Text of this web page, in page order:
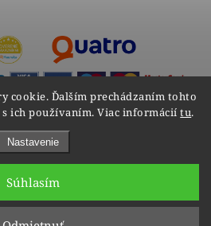
cookie. Ďalším prechádzaním tohto
ich používaním. Viac informáciítu.
Nastavenie
Súhlasím